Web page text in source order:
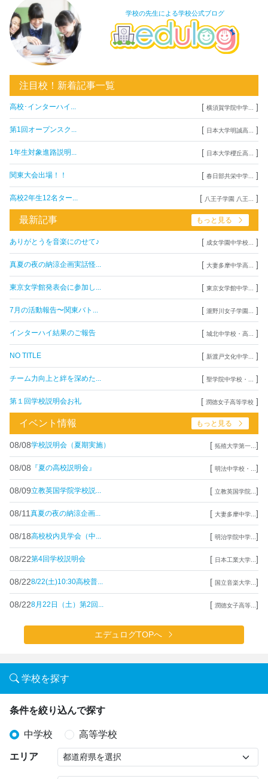
学校の先生による学校公式ブログ
注目校！新着記事一覧
高校･インターハイ... [ 横須賀学院中学... ]
第1回オープンスク... [ 日本大学明誠高... ]
1年生対象進路説明... [ 日本大学櫻丘高... ]
関東大会出場！！ [ 春日部共栄中学... ]
高校2年生12名ター... [ 八王子学園 八王... ]
最新記事 もっと見る
ありがとうを音楽にのせて♪ [ 成女学園中学校... ]
真夏の夜の納涼企画実話怪... [ 大妻多摩中学高... ]
東京女学館発表会に参加し... [ 東京女学館中学... ]
7月の活動報告〜関東バト... [ 瀧野川女子学園... ]
インターハイ結果のご報告 [ 城北中学校・高... ]
NO TITLE [ 新渡戸文化中学... ]
チーム力向上と絆を深めた... [ 聖学院中学校・... ]
第１回学校説明会お礼 [ 潤徳女子高等学校 ]
イベント情報 もっと見る
08/08学校説明会（夏期実施） [ 拓殖大学第一... ]
08/08 『夏の高校説明会』 [ 明法中学校・... ]
08/09立教英国学院学校説... [ 立教英国学院... ]
08/11 真夏の夜の納涼企画... [ 大妻多摩中学... ]
08/18高校校内見学会（中... [ 明治学院中学... ]
08/22第4回学校説明会 [ 日本工業大学... ]
08/228/22(土)10:30高校普... [ 国立音楽大学... ]
08/228月22日（土）第2回... [ 潤徳女子高等... ]
エデュログTOPへ
学校を探す
条件を絞り込んで探す
中学校 高等学校
エリア